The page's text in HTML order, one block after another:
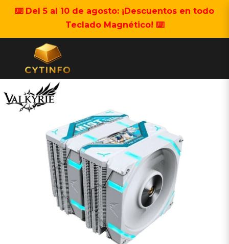
⌨️ Del 5 al 10 de agosto: ¡Descuentos en todo
Teclado Magnético! ⌨️